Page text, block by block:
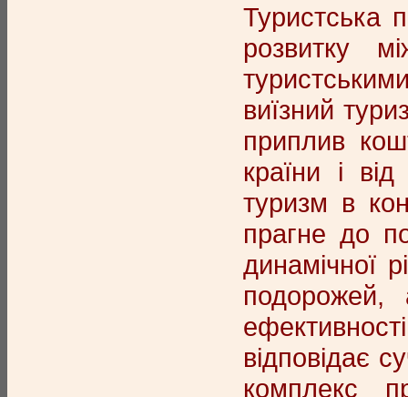
Туристська
розвитку
виїзний
приплив
країни і
туризм в
прагне до
динамічної
подорожей,
відповідає
комплекс